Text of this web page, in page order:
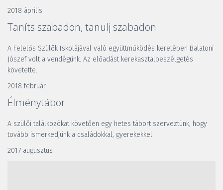
2018 április
Taníts szabadon, tanulj szabadon
A Felelős Szülők Iskolájával való együttműködés keretében Balatoni
Jószef volt a vendégünk. Az előadást kerekasztalbeszélgetés
követette.
2018 február
Élménytábor
A szülői találkozókat követően egy hetes tábort szerveztünk, hogy
tovább ismerkedjünk a családokkal, gyerekekkel.
2017 augusztus